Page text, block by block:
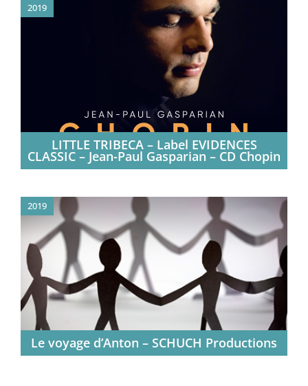
2019
LITTLE TRIBECA – Label EVIDENCES
CLASSIC – Jean-Paul Gasparian – CD Chopin
2019
Le voyage d’Anton – SCHUCH Productions